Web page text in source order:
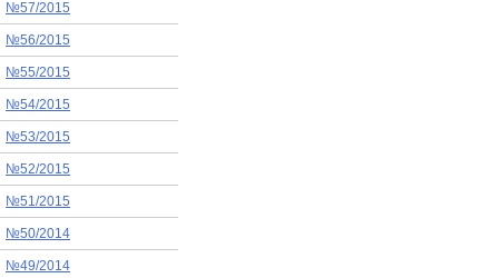
№57/2015
№56/2015
№55/2015
№54/2015
№53/2015
№52/2015
№51/2015
№50/2014
№49/2014